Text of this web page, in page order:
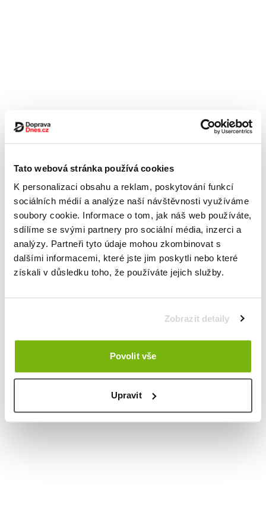
Tato webová stránka používá cookies
K personalizaci obsahu a reklam, poskytování funkcí
sociálních médií a analýze naší návštěvnosti využíváme
soubory cookie. Informace o tom, jak náš web používáte,
sdílíme se svými partnery pro sociální média, inzerci a
analýzy. Partneři tyto údaje mohou zkombinovat s
dalšími informacemi, které jste jim poskytli nebo které
získali v důsledku toho, že používáte jejich služby.
Zobrazit detaily
Povolit vše
Upravit